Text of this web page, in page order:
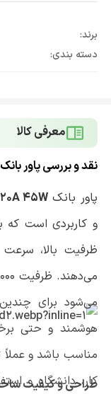
برند:
دسته بندی:
معرفی کالا
پاور بانک45W
و کاربردی است که
ظرفیت بالا،
می‌شود برای
مناسب باشد و
کار، دانشگاه و
طراحی و کیفیت